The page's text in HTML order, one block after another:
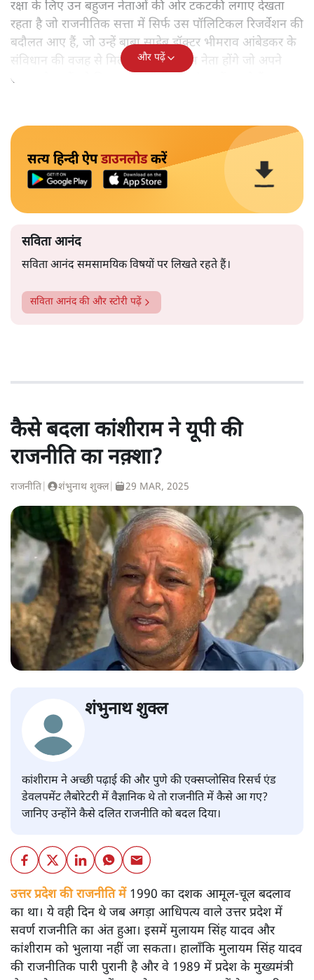
रक्षा के लिए उन बहुजन नेताओं की ओर टकटकी लगाए देखता
रहता है जो राजनीतिक सत्ता में सिर्फ उस पॉलिटिकल रिजर्वेशन की
बदौलत आए हैं, जो उन्हें बाबा साहेब डॉक्टर भीमराव आंबेडकर के
संविधान की वजह से मिला। ऐसे बहुत कम नेता होंगे जो अपने
समाज के मुद्दों को विधानसभाओं में और संसद में उठाते हैं।
और पढ़ें
सत्य हिन्दी ऐपडाउनलोडकरें
सविता आनंद
सविता आनंद समसामयिक विषयों पर लिखते रहते हैं।
सविता आनंदकी और स्टोरी पढ़ें
कैसे बदला कांशीराम ने यूपी की
राजनीति का नक़्शा?
राजनीति शंभुनाथ शुक्ल| 29 MAR, 2025
शंभुनाथ शुक्ल
कांशीराम ने अच्छी पढ़ाई की और पुणे की एक्सप्लोसिव रिसर्च एंड
डेवलपमेंट लैबोरेटरी में वैज्ञानिक थे तो राजनीति में कैसे आ गए?
जानिए उन्होंने कैसे दलित राजनीति को बदल दिया।
उत्तर प्रदेश की राजनीति में1990 का दशक आमूल-चूल बदलाव
का था। ये वही दिन थे जब अगड़ा आधिपत्य वाले उत्तर प्रदेश में
सवर्ण राजनीति का अंत हुआ। इसमें मुलायम सिंह यादव और
कांशीराम को भुलाया नहीं जा सकता। हालाँकि मुलायम सिंह यादव
की राजनीतिक पारी पुरानी है और वे 1989 में प्रदेश के मुख्यमंत्री